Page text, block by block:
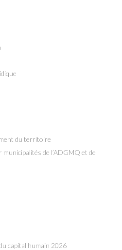
du territoire
municipalités de l’ADGMQ et de
capital humain 2026